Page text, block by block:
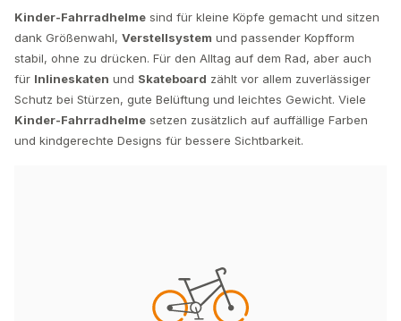
Kinder-Fahrradhelme sind für kleine Köpfe gemacht und sitzen
dank Größenwahl, Verstellsystem und passender Kopfform
stabil, ohne zu drücken. Für den Alltag auf dem Rad, aber auch
für Inlineskaten und Skateboard zählt vor allem zuverlässiger
Schutz bei Stürzen, gute Belüftung und leichtes Gewicht. Viele
Kinder-Fahrradhelme setzen zusätzlich auf auffällige Farben
und kindgerechte Designs für bessere Sichtbarkeit.